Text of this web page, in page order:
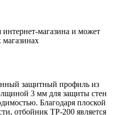
интернет-магазина и может
магазинах
защитный профиль из
3 мм для защиты стен
Благодаря плоской
отбойник ТР-200 является